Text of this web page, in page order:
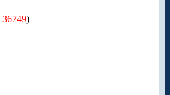
36749)